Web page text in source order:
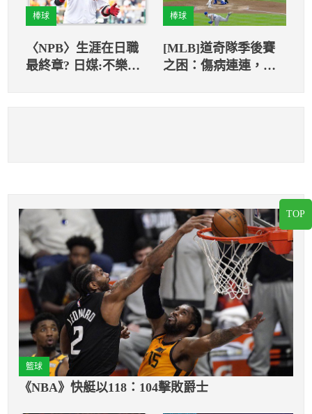
棒球
〈NPB〉生涯在日職
最終章? 日媒:不樂
棒球
[MLB]道奇隊季後賽
之困：傷病連連，考
籃球
《NBA》快艇以118：104擊敗爵士
TOP